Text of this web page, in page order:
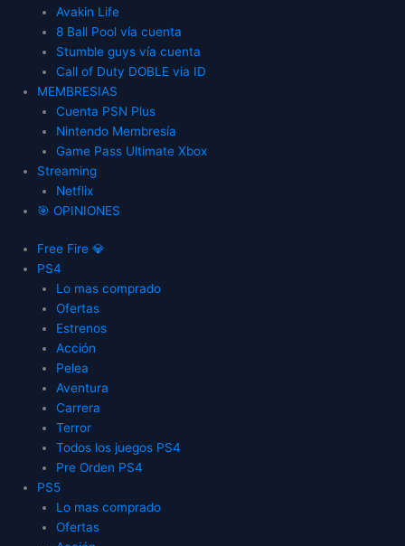
Avakin Life
8 Ball Pool vía cuenta
Stumble guys vía cuenta
Call of Duty DOBLE via ID
MEMBRESIAS
Cuenta PSN Plus
Nintendo Membresía
Game Pass Ultimate Xbox
Streaming
Netflix
🎯 OPINIONES
Free Fire 💎
PS4
Lo mas comprado
Ofertas
Estrenos
Acción
Pelea
Aventura
Carrera
Terror
Todos los juegos PS4
Pre Orden PS4
PS5
Lo mas comprado
Ofertas